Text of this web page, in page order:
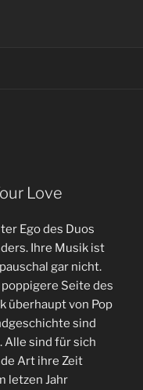
Love
Ego des Duos
Ihre Musik ist
gar nicht.
Seite des
überhaupt von Pop
sind
Alle sind für sich
Art ihre Zeit
letzen Jahr